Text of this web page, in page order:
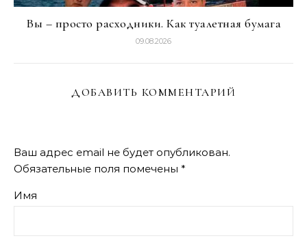
Вы – просто расходники. Как туалетная бумага
09.08.2026
ДОБАВИТЬ КОММЕНТАРИЙ
Ваш адрес email не будет опубликован.
Обязательные поля помечены *
Имя